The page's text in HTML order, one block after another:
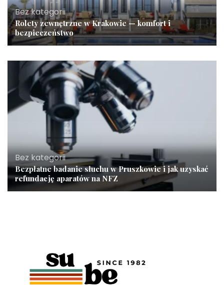
Bez kategorii
Rolety zewnętrzne w Krakowie — komfort i
bezpieczeństwo
Bez kategorii
Bezpłatne badanie słuchu w Pruszkowie i jak uzyskać
refundację aparatów na NFZ